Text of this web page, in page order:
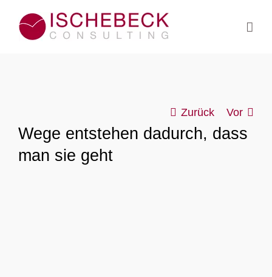
Inhalt
springen
Zurück Vor
Wege entstehen dadurch, dass
man sie geht